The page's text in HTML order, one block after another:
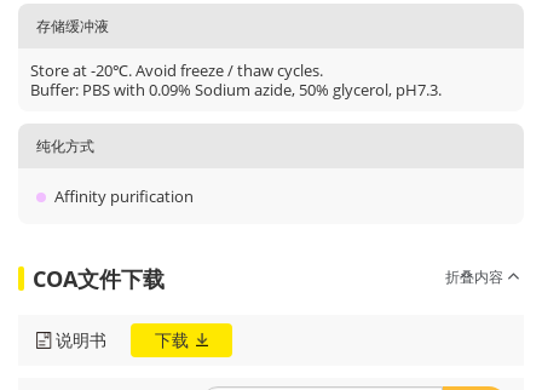
存储缓冲液
Store at -20℃. Avoid freeze / thaw cycles.
Buffer: PBS with 0.09% Sodium azide, 50% glycerol, pH7.3.
纯化方式
Affinity purification
COA文件下载 折叠内容
说明书 下载